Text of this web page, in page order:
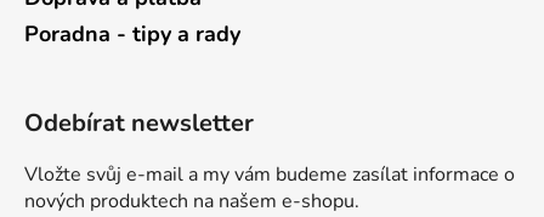
Poradna - tipy a rady
Odebírat newsletter
Vložte svůj e-mail a my vám budeme zasílat informace o
nových produktech na našem e-shopu.